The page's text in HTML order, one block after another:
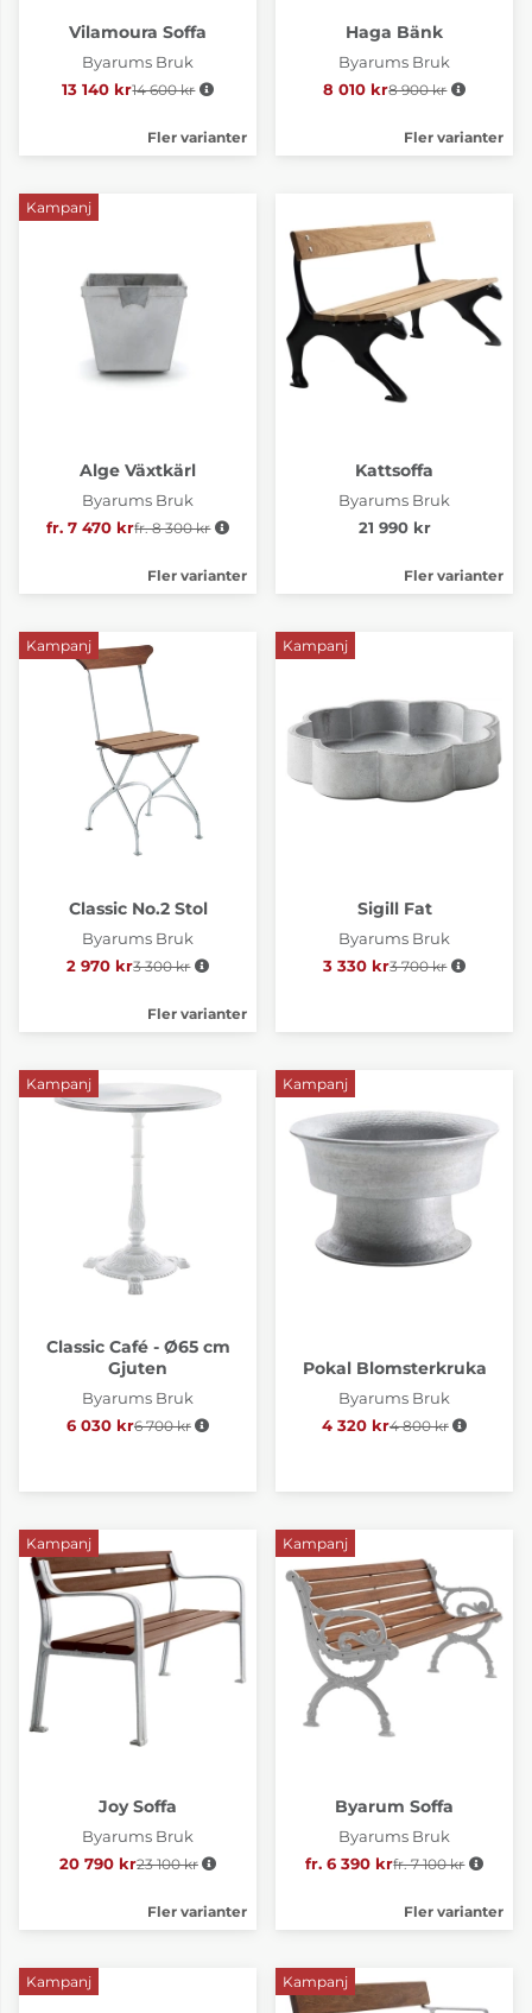
Vilamoura Soffa
Byarums Bruk
13 140 kr Ordinarie pris:
14 600 kr
Fler varianter
Haga Bänk
Byarums Bruk
8 010 kr Ordinarie pris:
8 900 kr
Fler varianter
Kampanj
Alge Växtkärl
Byarums Bruk
fr. 7 470 krOrdinarie pris:
fr. 8 300 kr
Fler varianter
Kattsoffa
Byarums Bruk
21 990 kr
Fler varianter
Kampanj
Classic No.2 Stol
Byarums Bruk
2 970 kr Ordinarie pris:
3 300 kr
Fler varianter
Kampanj
Sigill Fat
Byarums Bruk
3 330 kr Ordinarie pris:
3 700 kr
Kampanj
Classic Café - Ø65 cm
Gjuten
Byarums Bruk
6 030 krOrdinarie pris:
6 700 kr
Kampanj
Pokal Blomsterkruka
Byarums Bruk
4 320 kr Ordinarie pris:
4 800 kr
Kampanj
Joy Soffa
Byarums Bruk
20 790 krOrdinarie pris:
23 100 kr
Fler varianter
Kampanj
Byarum Soffa
Byarums Bruk
fr. 6 390 krOrdinarie pris:
fr. 7 100 kr
Fler varianter
Kampanj Kampanj